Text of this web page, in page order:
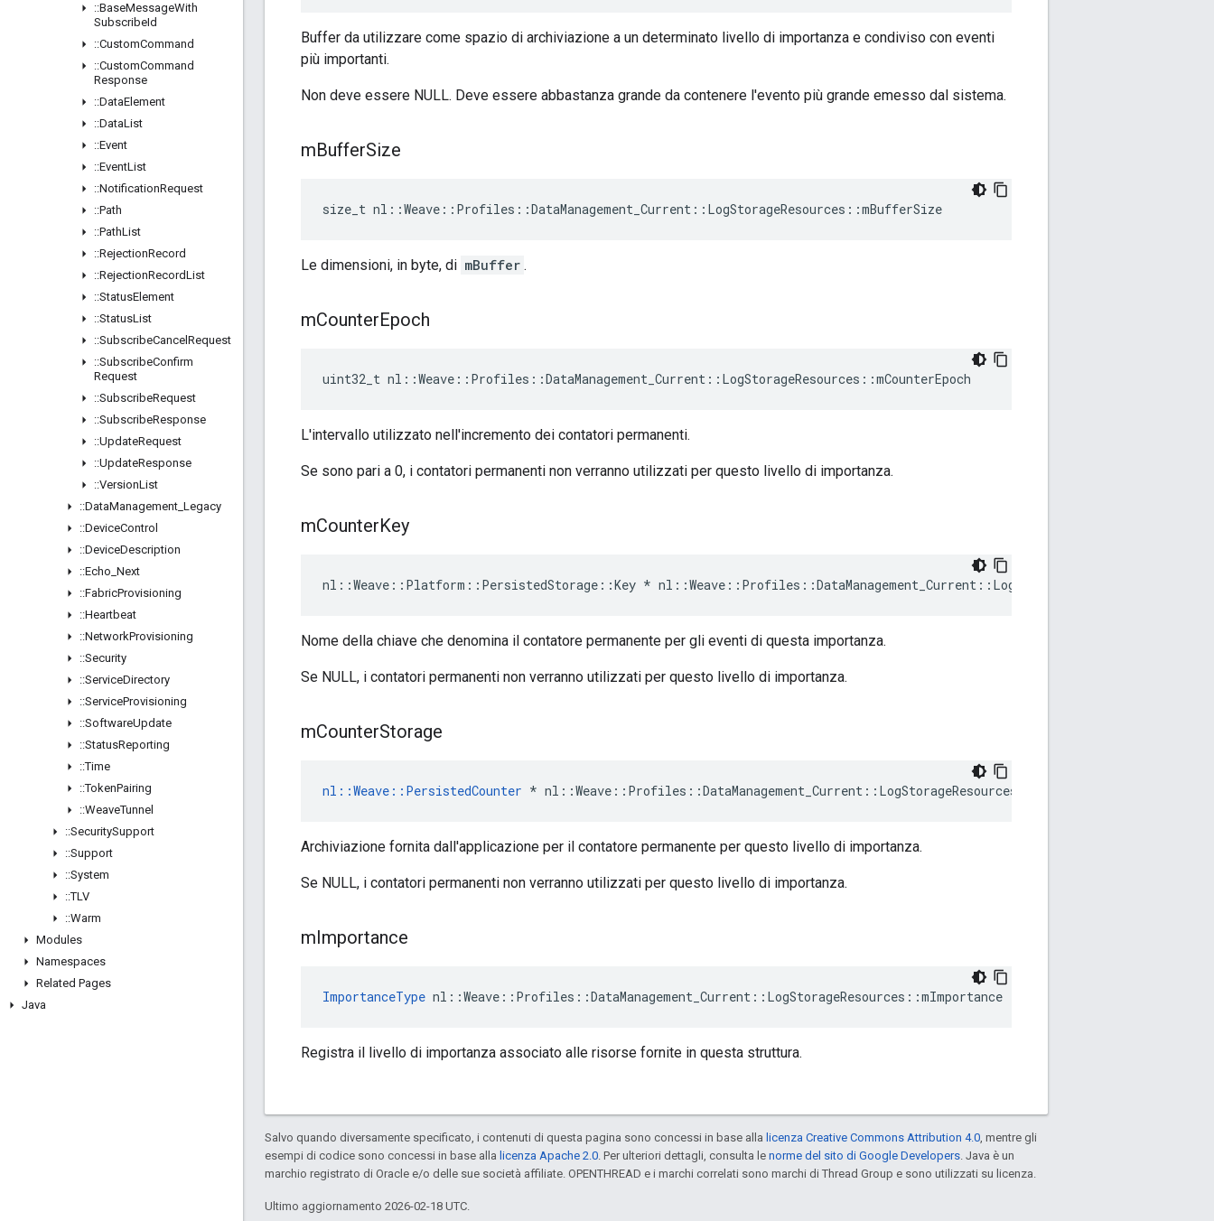
::BaseMessageWith
SubscribeId
::CustomCommand
::CustomCommand
Response
::DataElement
::DataList
::Event
::EventList
::NotificationRequest
::Path
::PathList
::RejectionRecord
::RejectionRecordList
::StatusElement
::StatusList
::SubscribeCancel Request
::SubscribeConfirm
Request
::SubscribeRequest
::SubscribeResponse
::UpdateRequest
::UpdateResponse
::VersionList
::DataManagement Legacy
::DeviceControl
::DeviceDescription
::Echo Next
::FabricProvisioning
::Heartbeat
::NetworkProvisioning
::Security
::ServiceDirectory
::ServiceProvisioning
::SoftwareUpdate
::StatusReporting
::Time
::TokenPairing
::WeaveTunnel
::SecuritySupport
::Support
::System
::TLV
::Warm
Modules
Namespaces
Related Pages
Java
Buffer da utilizzare come spazio di archiviazione a un determinato livello di importanza e condiviso con eventi
più importanti.
Non deve essere NULL. Deve essere abbastanza grande da contenere l'evento più grande emesso dal sistema.
mBufferSize
size_t nl::Weave::Profiles::DataManagement_Current::LogStorageResources::mBufferSize
Le dimensioni, in byte, di mBuffer .
mCounterEpoch
uint32_t nl::Weave::Profiles::DataManagement_Current::LogStorageResources::mCounterEpoch
L'intervallo utilizzato nell'incremento dei contatori permanenti.
Se sono pari a 0, i contatori permanenti non verranno utilizzati per questo livello di importanza.
mCounterKey
nl::Weave::Platform::PersistedStorage::Key *
Nome della chiave che denomina il contatore permanente per gli eventi di questa importanza.
Se NULL, i contatori permanenti non verranno utilizzati per questo livello di importanza.
mCounterStorage
nl::Weave::PersistedCounter * nl::Weave::Profiles::DataManagement_Current::LogStorageResources::mCounterStorage
Archiviazione fornita dall'applicazione per il contatore permanente per questo livello di importanza.
Se NULL, i contatori permanenti non verranno utilizzati per questo livello di importanza.
mImportance
ImportanceType nl::Weave::Profiles::DataManagement_Current::LogStorageResources::mImportance
Registra il livello di importanza associato alle risorse fornite in questa struttura.
Salvo quando diversamente specificato, i contenuti di questa pagina sono concessi in base alla licenza Creative Commons Attribution 4.0, mentre gli
esempi di codice sono concessi in base alla licenza Apache 2.0. Per ulteriori dettagli, consulta le norme del sito di Google Developers. Java è un
marchio registrato di Oracle e/o delle sue società affiliate. OPENTHREAD e i marchi correlati sono marchi di Thread Group e sono utilizzati su licenza.
Ultimo aggiornamento 2026-02-18 UTC.